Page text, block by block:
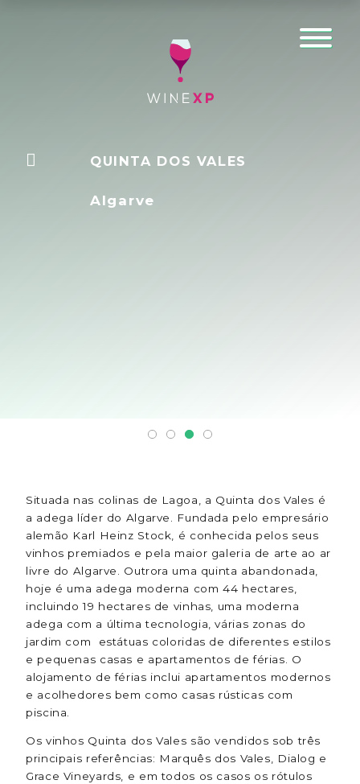
QUINTA DOS VALES
Algarve
Situada nas colinas de Lagoa, a Quinta dos Vales é
a adega líder do Algarve. Fundada pelo empresário
alemão Karl Heinz Stock, é conhecida pelos seus
vinhos premiados e pela maior galeria de arte ao ar
livre do Algarve. Outrora uma quinta abandonada,
hoje é uma adega moderna com 44 hectares,
incluindo 19 hectares de vinhas, uma moderna
adega com a última tecnologia, várias zonas do
jardim com estátuas coloridas de diferentes estilos
e pequenas casas e apartamentos de férias. O
alojamento de férias inclui apartamentos modernos
e acolhedores bem como casas rústicas com
piscina.
Os vinhos Quinta dos Vales são vendidos sob três
principais referências: Marquês dos Vales, Dialog e
Grace Vineyards, e em todos os casos os rótulos